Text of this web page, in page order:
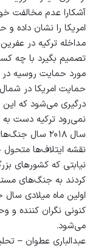
آشکارا عدم مخالفت
امریکا را نشان داده و
مداخله ترکیه در
تصمیم بگیرد با چه
مورد حمایت روسیه در
حمایت امریکا در
درگیری می‌شود که
نمی‌رود ترکیه دست
سال ۲۰۱۸
نقشه ایتلاف‌ها
نیابتی که کشورهای
کردند به جنگ‌های
اولین ماه میلادی
کنونی نگران کننده و
می‌شود.
عبدالباری عطوان –